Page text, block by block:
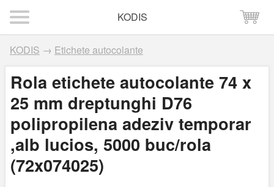
KODIS
KODIS → Etichete autocolante
Rola etichete autocolante 74 x
25 mm dreptunghi D76
polipropilena adeziv temporar
,alb lucios, 5000 buc/rola
(72x074025)